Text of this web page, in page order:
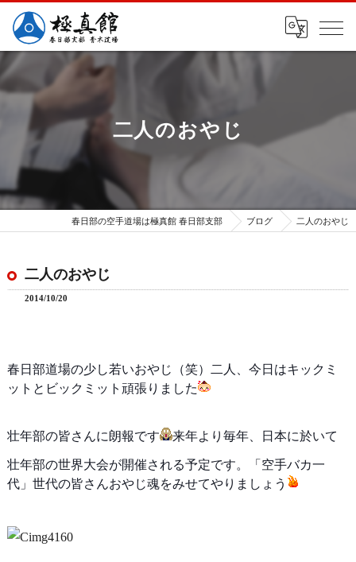
二人のおやじ
春日部の空手道場は極真館 春日部支部 ブログ 二人のおやじ
二人のおやじ
2014/10/20
春日部道場の少し若いおやじ（笑）二人、今日はキックミ
ットとビックミット頑張りました
壮年部の皆さんに朗報です 来年より毎年、日本に於いて
壮年部の世界大会が開催される予定です。「空手バカ一
代」世代の皆さんおやじ魂をみせてやりましょう